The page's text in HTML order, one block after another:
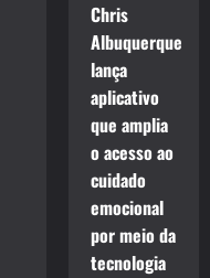
Chris
Albuquerque
lança
aplicativo
que amplia
o acesso ao
cuidado
emocional
por meio da
tecnologia